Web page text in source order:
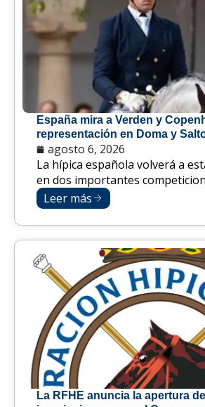
España mira a Verden y
representación en Doma y
agosto 6, 2026
La hípica española volverá a
en dos importantes
Leer más
La RFHE anuncia la apertura de